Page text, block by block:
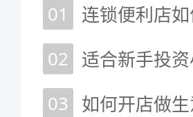
01
连锁便利店
02 适合新手投
03
如何开店做